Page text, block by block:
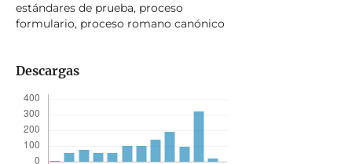
estándares de prueba, proceso
formulario, proceso romano canónico
Descargas